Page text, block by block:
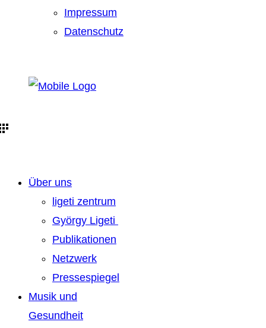
Impressum
Datenschutz
Über uns
ligeti zentrum
György Ligeti
Publikationen
Netzwerk
Pressespiegel
Musik und
Gesundheit